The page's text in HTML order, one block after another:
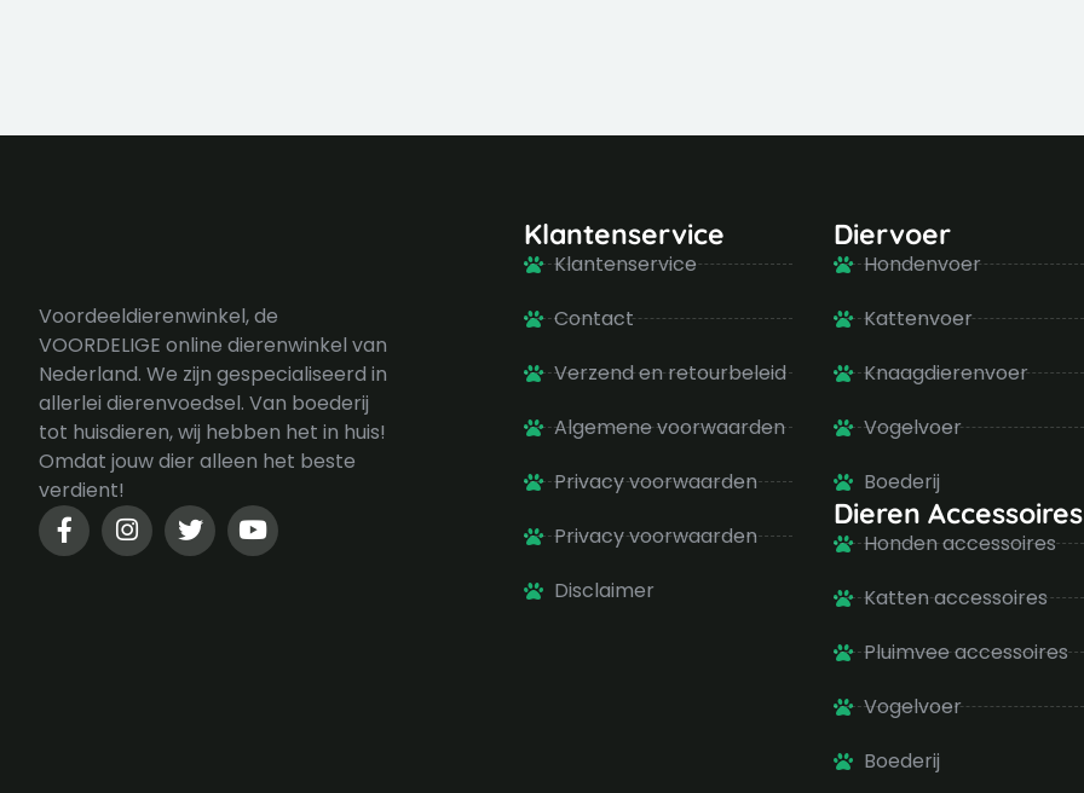
Voordeeldierenwinkel, de
VOORDELIGE online dierenwinkel van
Nederland. We zijn gespecialiseerd in
allerlei dierenvoedsel. Van boederij
tot huisdieren, wij hebben het in huis!
Omdat jouw dier alleen het beste
verdient!
F
a
c
I
n
s
T
w
i
Y
o
u
Klantenservice
Klantenservice
Contact
Verzend en retourbeleid
Algemene voorwaarden
Privacy voorwaarden
Privacy voorwaarden
Disclaimer
Diervoer
Hondenvoer
Kattenvoer
Knaagdierenvoer
Vogelvoer
Boederij
Dieren Accessoires
Honden accessoires
Katten accessoires
Pluimvee accessoires
Vogelvoer
Boederij